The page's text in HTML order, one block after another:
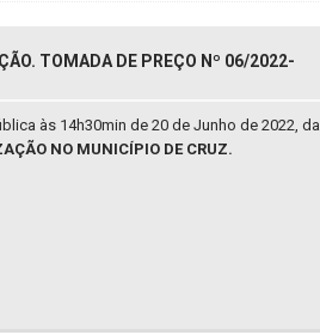
TOMADA DE PREÇO Nº 06/2022-
às 14h30min de 20 de Junho de 2022, da
NO MUNICÍPIO DE CRUZ.